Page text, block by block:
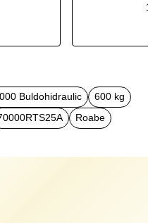
Buldohidraulic
600 kg
Roabe